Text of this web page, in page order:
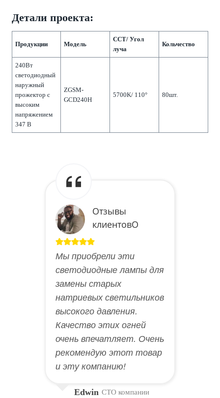
Детали проекта:
Продукции Модель
CCT/ Угол
луча
Кольчество
240Вт
светодиодный
наружный
прожектор с
высоким
напряжением
347 В
ZGSM-
GCD240H
5700K/ 110° 80шт.
Отзывы
клиентовO
Мы приобрели эти
светодиодные лампы для
замены старых
натриевых светильников
высокого давления.
Качество этих огней
очень впечатляет. Очень
рекомендую этот товар
и эту компанию!
Edwin CTO компании